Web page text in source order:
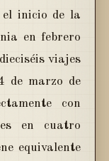
el inicio de la
en febrero
viajes
de marzo de
con
en cuatro
equivalente